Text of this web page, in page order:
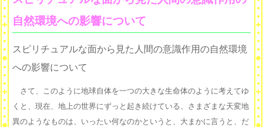
自然環境への影響について
スピリチュアルな面から見た人間の意識作用の自然環境
への影響について
さて、このように地球自体を一つの大きな生命体のように考えてゆ
くと、現在、地上の世界にずっと起き続けている、さまざまな天変地
異のようなものは、いったい何なのかというと、大まかに言うと、だ